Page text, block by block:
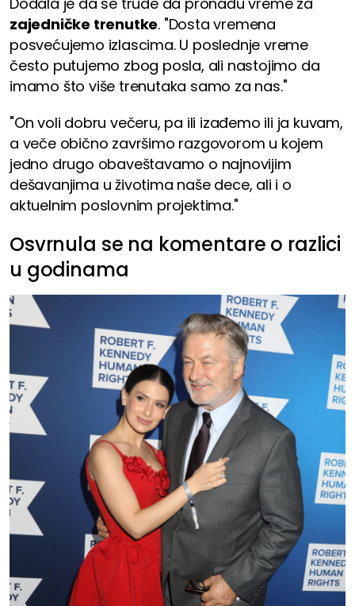
zajedničke trenutke. "Dosta vremena
posvećujemo izlascima. U poslednje vreme
često putujemo zbog posla, ali nastojimo da
imamo što više trenutaka samo za nas."
"On voli dobru večeru, pa ili izađemo ili ja kuvam,
a veče obično završimo razgovorom u kojem
jedno drugo obaveštavamo o najnovijim
dešavanjima u životima naše dece, ali i o
aktuelnim poslovnim projektima."
Osvrnula se na komentare o razlici
u godinama